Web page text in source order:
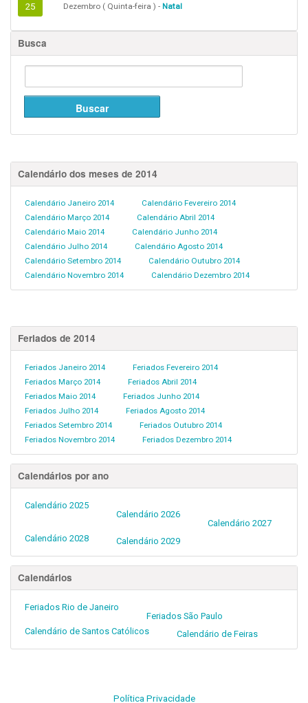
25 Dezembro ( Quinta-feira ) - Natal
Busca
Calendário dos meses de 2014
Calendário Janeiro 2014
Calendário Fevereiro 2014
Calendário Março 2014
Calendário Abril 2014
Calendário Maio 2014
Calendário Junho 2014
Calendário Julho 2014
Calendário Agosto 2014
Calendário Setembro 2014
Calendário Outubro 2014
Calendário Novembro 2014
Calendário Dezembro 2014
Feriados de 2014
Feriados Janeiro 2014
Feriados Fevereiro 2014
Feriados Março 2014
Feriados Abril 2014
Feriados Maio 2014
Feriados Junho 2014
Feriados Julho 2014
Feriados Agosto 2014
Feriados Setembro 2014
Feriados Outubro 2014
Feriados Novembro 2014
Feriados Dezembro 2014
Calendários por ano
Calendário 2025
Calendário 2026
Calendário 2027
Calendário 2028
Calendário 2029
Calendários
Feriados Rio de Janeiro
Feriados São Paulo
Calendário de Santos Católicos
Calendário de Feiras
Política Privacidade